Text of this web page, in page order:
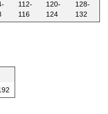
112-
116
120-
124
128-
132